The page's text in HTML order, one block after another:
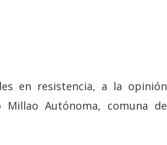
en resistencia, a la opinión
Millao Autónoma, comuna de